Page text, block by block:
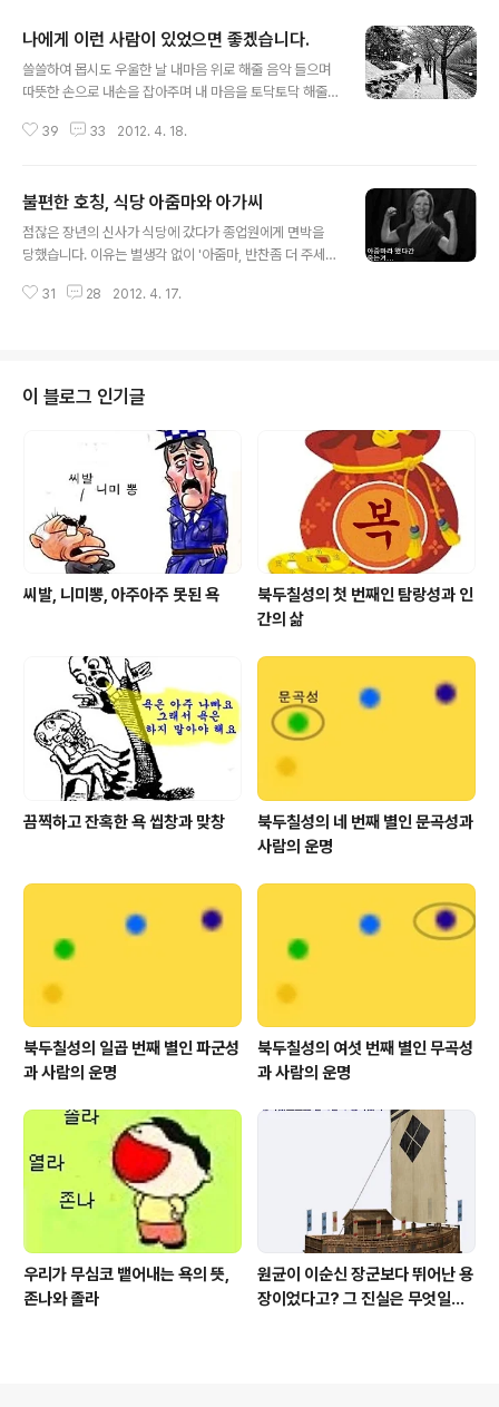
나에게 이런 사람이 있었으면 좋겠습니다.
쓸쓸하여 몹시도 우울한 날 내마음 위로 해줄 음악 들으며
따뜻한 손으로 내손을 잡아주며 내 마음을 토닥토닥 해줄
리는 날 이름 모를 골목 어귀에서 카바이트 불빛 속에 김이
한없이 바쁘게 생활 하다가 어느 날 하늘을 올려다 보았을
때... 둥근 보름달에 한없이 외로움을 느낄때 소주 마시자고
전화를 걸수 있는 그런 사람 한명 있었으면 좋겠습니다. 서
바라보며 넉넉한 마음으로 흘러가는 세월과 자연의 섭리를
39 33 2012. 4. 18.
불편한 호칭, 식당 아줌마와 아가씨
점잖은 장년의 신사가 식당에 갔다가 종업원에게 면박을
당했습니다. 이유는 별생각 없이 '아줌마, 반찬좀 더 주세
붙였던 것이지요. 참으로 별일 입니다. 아줌마 한테 아줌마
한 나라도 없을 겁니다. 아줌마를 아줌마라고 부르면 싫어
하니까 아가씨라고 하라는 노하우를 배운게 엊그제 같은
데, 이젠 아가씨라고 해도 싫어 한다고 합니다. '아!!! 도대체
그럼 어쩌라고요?' 요즘 주변 여인네들 한테 물어보니, 이
아가씨란 호칭도 특정 직업을 지닌 여인네들을 상기시키기
때문에 싫어한다고 합니다. 결국..
31 28 2012. 4. 17.
이 블로그 인기글
씨발, 니미뽕, 아주아주 못된 욕
북두칠성의 첫 번째인 탐랑성과 인
간의 삶
끔찍하고 잔혹한 욕 씹창과 맞창
북두칠성의 네 번째 별인 문곡성과
사람의 운명
북두칠성의 일곱 번째 별인 파군성
과 사람의 운명
북두칠성의 여섯 번째 별인 무곡성
과 사람의 운명
우리가 무심코 뱉어내는 욕의 뜻,
존나와 졸라
원균이 이순신 장군보다 뛰어난 용
장이었다고? 그 진실은 무엇일까?